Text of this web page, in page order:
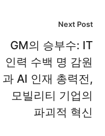
Next Post
GM의 승부수: IT
인력 수백 명 감원
과 AI 인재 총력전,
모빌리티 기업의
파괴적 혁신